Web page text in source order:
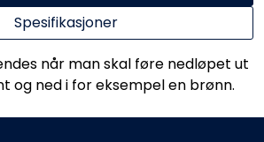
Spesifikasjoner
når man skal føre nedløpet ut
og ned i for eksempel en brønn.